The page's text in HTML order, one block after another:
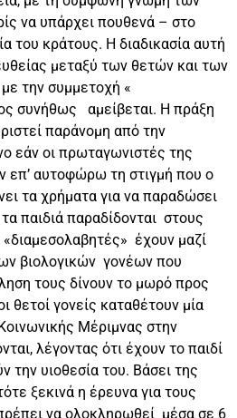
να υπάρχει πουθενά – στο
του κράτους. Η διαδικασία αυτή
μεταξύ των θετών και των
την συμμετοχή «
συνήθως αμείβεται. Η πράξη
παράνομη από την
εάν οι πρωταγωνιστές της
επ’ αυτοφώρω τη στιγμή που ο
τα χρήματα για να παραδώσει
παιδιά παραδίδονται στους
έχουν μαζί
βιολογικών γονέων που
τους δίνουν το μωρό προς
θετοί γονείς καταθέτουν μία
Μέριμνας στην
λέγοντας ότι έχουν το παιδί
την υιοθεσία του. Βάσει της
ξεκινά η έρευνα για τους
να ολοκληρωθεί μέσα σε 6